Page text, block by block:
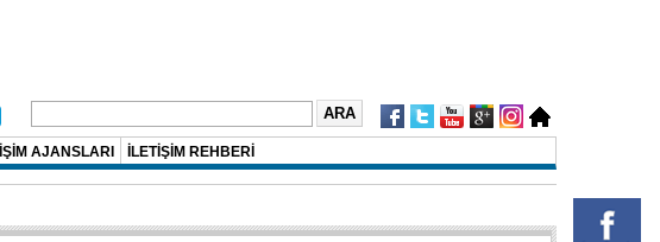
AJANSLARI İLETİŞİM REHBERİ